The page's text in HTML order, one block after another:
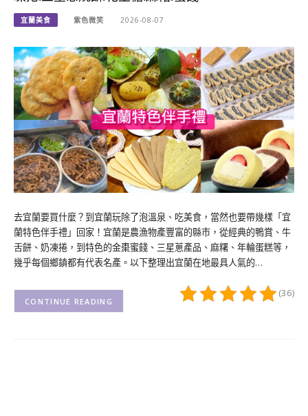
宜蘭美食 紫色微笑 2026-08-07
去宜蘭要買什麼？到宜蘭玩除了泡溫泉、吃美食，當然也要帶幾樣「宜
蘭特色伴手禮」回家！宜蘭是農漁物產豐富的縣市，從經典的鴨賞、牛
舌餅、奶凍捲，到特色的金棗蜜餞、三星蔥產品、麻糬、年輪蛋糕等，
幾乎每個鄉鎮都有代表名產。以下整理出宜蘭在地最具人氣的…
(36)
CONTINUE READING